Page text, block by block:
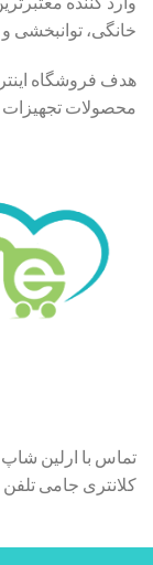
خانگی، توانبخشی
هدف فروشگاه
محصولات
تماس با ارلین شاپ
کلانتری جامی تلفن : ۰۲۱۶۶۴۸۱۹۳۳ مشاوره :